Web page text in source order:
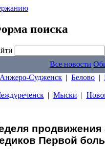
поиска
Все новости
Анжеро-Судженск | Белово |
| Мыски |
продвижения
Первой